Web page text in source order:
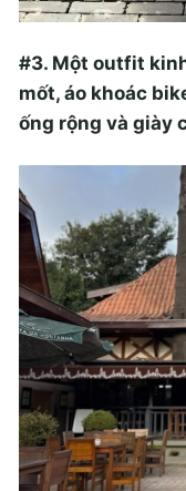
#3. Một outfit
mốt, áo khoác
ống rộng và giày